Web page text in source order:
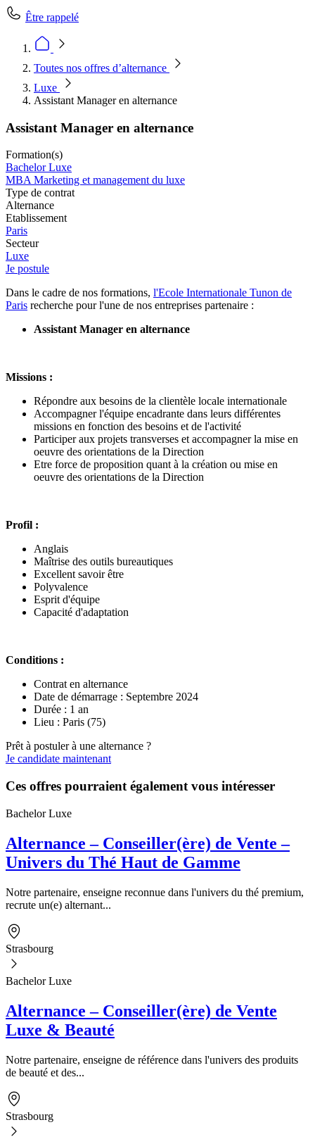
Être rappelé
Toutes nos offres d’alternance
Luxe
Assistant Manager en alternance
Assistant Manager en alternance
Formation(s)
Bachelor Luxe
MBA Marketing et management du luxe
Type de contrat
Alternance
Etablissement
Paris
Secteur
Luxe
Je postule
Dans le cadre de nos formations, l'Ecole Internationale Tunon de
Paris recherche pour l'une de nos entreprises partenaire :
Assistant Manager en alternance
Missions :
Répondre aux besoins de la clientèle locale internationale
Accompagner l'équipe encadrante dans leurs différentes
missions en fonction des besoins et de l'activité
Participer aux projets transverses et accompagner la mise en
oeuvre des orientations de la Direction
Etre force de proposition quant à la création ou mise en
oeuvre des orientations de la Direction
Profil :
Anglais
Maîtrise des outils bureautiques
Excellent savoir être
Polyvalence
Esprit d'équipe
Capacité d'adaptation
Conditions :
Contrat en alternance
Date de démarrage : Septembre 2024
Durée : 1 an
Lieu : Paris (75)
Prêt à postuler à une alternance ?
Je candidate maintenant
Ces offres pourraient également vous intéresser
Bachelor Luxe
Alternance – Conseiller(ère) de Vente –
Univers du Thé Haut de Gamme
Notre partenaire, enseigne reconnue dans l'univers du thé premium,
recrute un(e) alternant...
Strasbourg
Bachelor Luxe
Alternance – Conseiller(ère) de Vente
Luxe & Beauté
Notre partenaire, enseigne de référence dans l'univers des produits
de beauté et des...
Strasbourg